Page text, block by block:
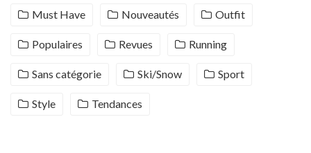
Must Have Nouveautés Outfit
Populaires Revues Running
Sans catégorie Ski/Snow Sport
Style Tendances